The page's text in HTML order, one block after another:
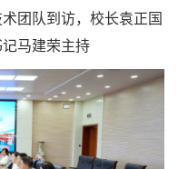
团队到访，校长袁正国
马建荣主持